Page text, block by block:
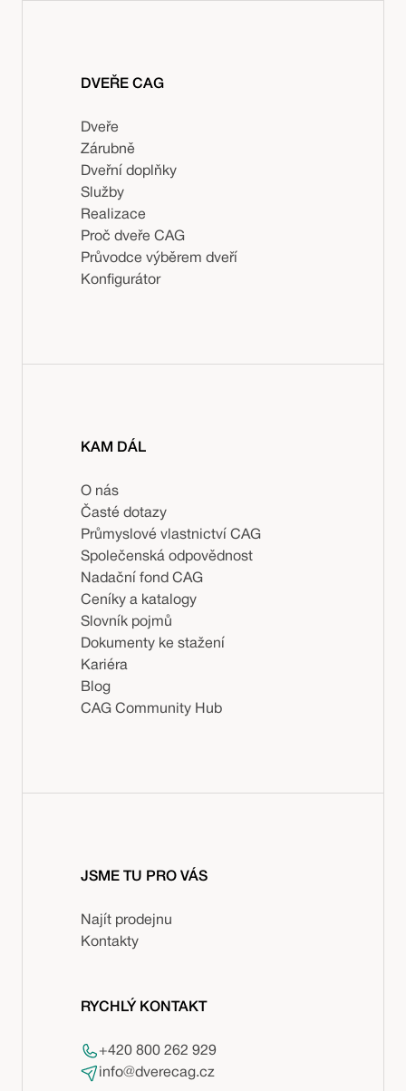
DVEŘE CAG
Dveře
Zárubně
Dveřní doplňky
Služby
Realizace
Proč dveře CAG
Průvodce výběrem dveří
Konfigurátor
KAM DÁL
O nás
Časté dotazy
Průmyslové vlastnictví CAG
Společenská odpovědnost
Nadační fond CAG
Ceníky a katalogy
Slovník pojmů
Dokumenty ke stažení
Kariéra
Blog
CAG Community Hub
JSME TU PRO VÁS
Najít prodejnu
Kontakty
RYCHLÝ KONTAKT
+420 800 262 929
info@dverecag.cz